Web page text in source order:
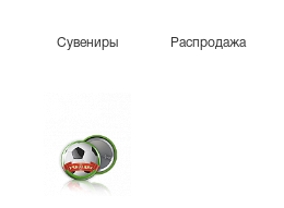
Сувениры Распродажа